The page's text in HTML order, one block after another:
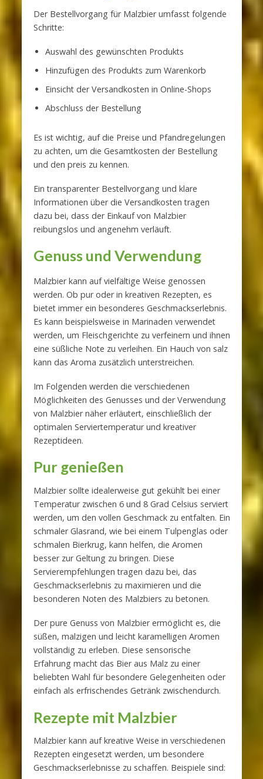
Der Bestellvorgang für Malzbier umfasst folgende
Schritte:
Auswahl des gewünschten Produkts
Hinzufügen des Produkts zum Warenkorb
Einsicht der Versandkosten in Online-Shops
Abschluss der Bestellung
Es ist wichtig, auf die Preise und Pfandregelungen
zu achten, um die Gesamtkosten der Bestellung
und den preis zu kennen.
Ein transparenter Bestellvorgang und klare
Informationen über die Versandkosten tragen
dazu bei, dass der Einkauf von Malzbier
reibungslos und angenehm verläuft.
Genuss und Verwendung
Malzbier kann auf vielfältige Weise genossen
werden. Ob pur oder in kreativen Rezepten, es
bietet immer ein besonderes Geschmackserlebnis.
Es kann beispielsweise in Marinaden verwendet
werden, um Fleischgerichte zu verfeinern und ihnen
eine süßliche Note zu verleihen. Ein Hauch von salz
kann das Aroma zusätzlich unterstreichen.
Im Folgenden werden die verschiedenen
Möglichkeiten des Genusses und der Verwendung
von Malzbier näher erläutert, einschließlich der
optimalen Serviertemperatur und kreativer
Rezeptideen.
Pur genießen
Malzbier sollte idealerweise gut gekühlt bei einer
Temperatur zwischen 6 und 8 Grad Celsius serviert
werden, um den vollen Geschmack zu entfalten. Ein
schmaler Glasrand, wie bei einem Tulpenglas oder
schmalen Bierkrug, kann helfen, die Aromen
besser zur Geltung zu bringen. Diese
Servierempfehlungen tragen dazu bei, das
Geschmackserlebnis zu maximieren und die
besonderen Noten des Malzbiers zu betonen.
Der pure Genuss von Malzbier ermöglicht es, die
süßen, malzigen und leicht karamelligen Aromen
vollständig zu erleben. Diese sensorische
Erfahrung macht das Bier aus Malz zu einer
beliebten Wahl für besondere Gelegenheiten oder
einfach als erfrischendes Getränk zwischendurch.
Rezepte mit Malzbier
Malzbier kann auf kreative Weise in verschiedenen
Rezepten eingesetzt werden, um besondere
Geschmackserlebnisse zu schaffen. Beispiele sind: